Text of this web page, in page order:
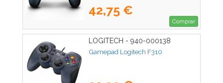
42,75 €
Comprar
LOGITECH - 940-000138
Gamepad Logitech F310